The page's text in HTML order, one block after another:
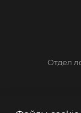
Отдел